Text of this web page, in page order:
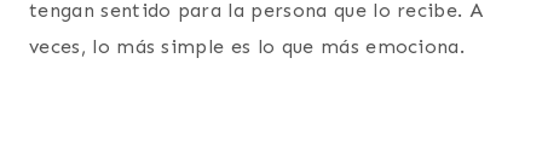
tengan sentido para la persona que lo recibe. A
veces, lo más simple es lo que más emociona.